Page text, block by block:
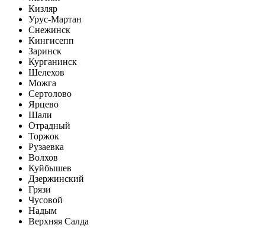
Кизляр
Урус-Мартан
Снежинск
Кингисепп
Заринск
Курганинск
Шелехов
Можга
Сертолово
Ярцево
Шали
Отрадный
Торжок
Рузаевка
Волхов
Куйбышев
Дзержинский
Грязи
Чусовой
Надым
Верхняя Салда